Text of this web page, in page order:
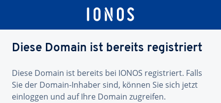
Diese Domain ist bereits registriert
Diese Domain ist bereits bei IONOS registriert. Falls
Sie der Domain-Inhaber sind, können Sie sich jetzt
einloggen und auf Ihre Domain zugreifen.